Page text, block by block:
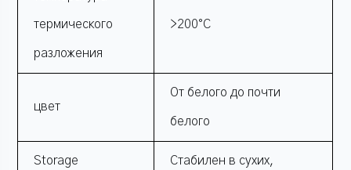
термического
разложения
>200°С
цвет
От белого до почти
белого
Storage Стабилен в сухих,